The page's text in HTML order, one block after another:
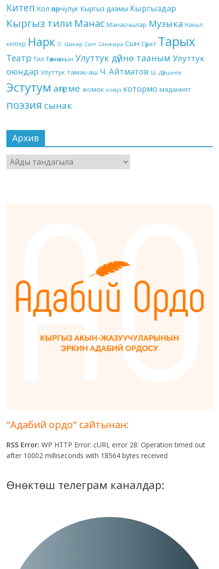
Китеп Кол өнөрчүлүк Кыргыз даамы Кыргыздар
Кыргыз тили Манас Манасчылар Музыка Накыл
кептер Нарк О. Шакир Салт Санжыра Сын Сүрөт Тарых
Театр Тил Төкмө акын Улуттук дүйнө тааным Улуттук
оюндар Улуттук тамак-аш Ч. Айтматов Ш. Дүйшеев
Эстутум аңгеме жомок комуз котормо маданият
поэзия сынак
Архив
Архив
"Адабий ордо" сайтынан:
RSS Error: WP HTTP Error: cURL error 28: Operation timed out
after 10002 milliseconds with 18564 bytes received
Өнөктөш телеграм каналдар: